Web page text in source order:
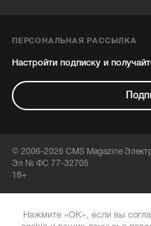
ПЕРСОНАЛЬНАЯ РАССЫЛКА
Настройти подписку и
© 2006-2026 CMS Magazine
Эл № ФС 77-32705
18+
Нажмите «ОК», если вы